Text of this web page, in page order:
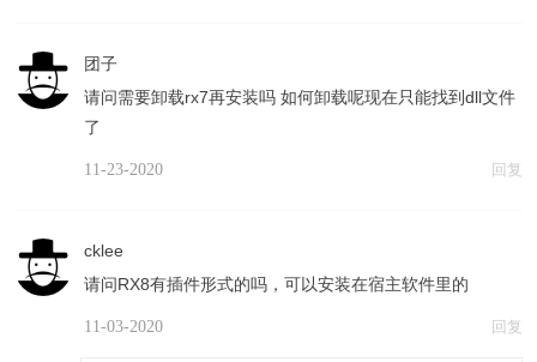
团子
请问需要卸载rx7再安装吗 如何卸载呢现在只能找到dll文件
了
11-23-2020 回复
cklee
请问RX8有插件形式的吗，可以安装在宿主软件里的
11-03-2020 回复